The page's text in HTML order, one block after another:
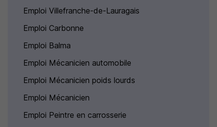
Emploi Villefranche-de-Lauragais
Emploi Carbonne
Emploi Balma
Emploi Mécanicien automobile
Emploi Mécanicien poids lourds
Emploi Mécanicien
Emploi Peintre en carrosserie